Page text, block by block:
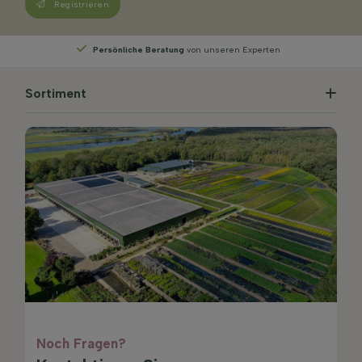
Registrieren
Persönliche Beratung von unseren Experten
Sortiment
Noch Fragen?